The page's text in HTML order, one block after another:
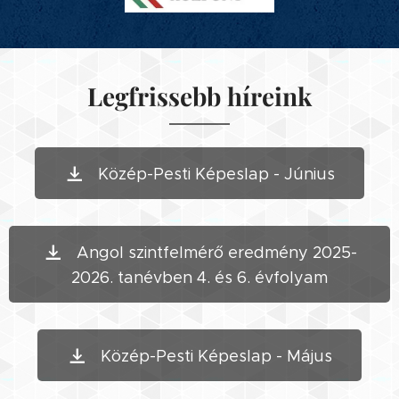
Legfrissebb híreink
Közép-Pesti Képeslap - Június
Angol szintfelmérő eredmény 2025-
2026. tanévben 4. és 6. évfolyam
Közép-Pesti Képeslap - Május